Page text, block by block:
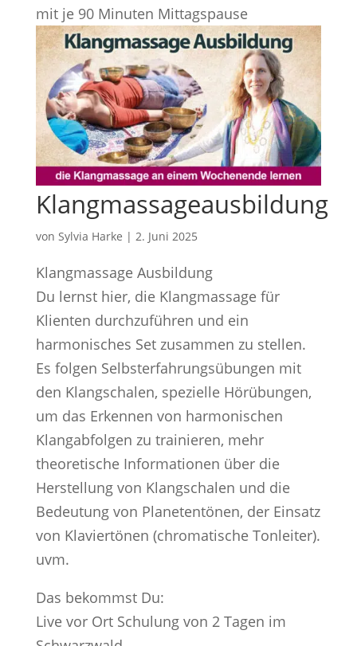
mit je 90 Minuten Mittagspause
Klangmassageausbildung
von Sylvia Harke | 2. Juni 2025
Klangmassage Ausbildung
Du lernst hier, die Klangmassage für
Klienten durchzuführen und ein
harmonisches Set zusammen zu stellen.
Es folgen Selbsterfahrungsübungen mit
den Klangschalen, spezielle Hörübungen,
um das Erkennen von harmonischen
Klangabfolgen zu trainieren, mehr
theoretische Informationen über die
Herstellung von Klangschalen und die
Bedeutung von Planetentönen, der Einsatz
von Klaviertönen (chromatische Tonleiter).
uvm.
Das bekommst Du:
Live vor Ort Schulung von 2 Tagen im